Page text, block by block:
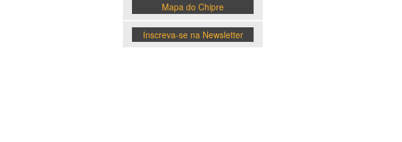
Mapa do Chipre
Inscreva-se na Newsletter